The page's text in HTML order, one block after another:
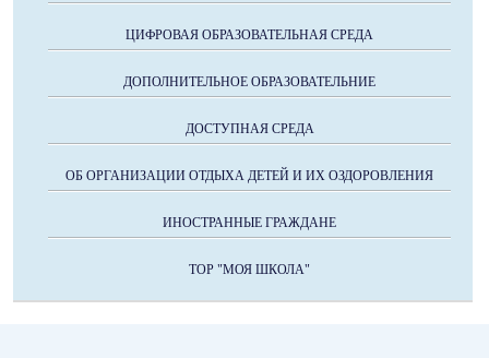
ЦИФРОВАЯ ОБРАЗОВАТЕЛЬНАЯ СРЕДА
ДОПОЛНИТЕЛЬНОЕ ОБРАЗОВАТЕЛЬНИЕ
ДОСТУПНАЯ СРЕДА
ОБ ОРГАНИЗАЦИИ ОТДЫХА ДЕТЕЙ И ИХ ОЗДОРОВЛЕНИЯ
ИНОСТРАННЫЕ ГРАЖДАНЕ
ТОР "МОЯ ШКОЛА"